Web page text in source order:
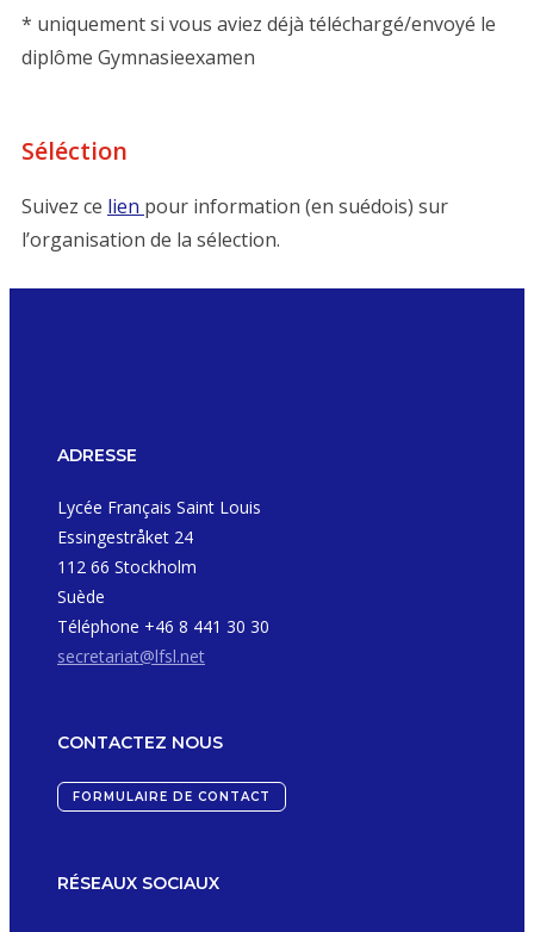
* uniquement si vous aviez déjà téléchargé/envoyé le
diplôme Gymnasieexamen
Séléction
Suivez ce lien pour information (en suédois) sur
l’organisation de la sélection.
ADRESSE
Lycée Français Saint Louis
Essingestråket 24
112 66 Stockholm
Suède
Téléphone +46 8 441 30 30
secretariat@lfsl.net
CONTACTEZ NOUS
FORMULAIRE DE CONTACT
RÉSEAUX SOCIAUX